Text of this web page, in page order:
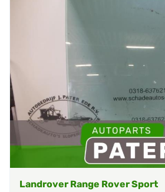
Landrover Range Rover Sport